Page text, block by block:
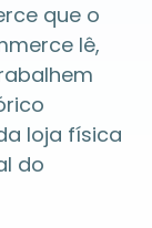
que o
lê,
loja física
do